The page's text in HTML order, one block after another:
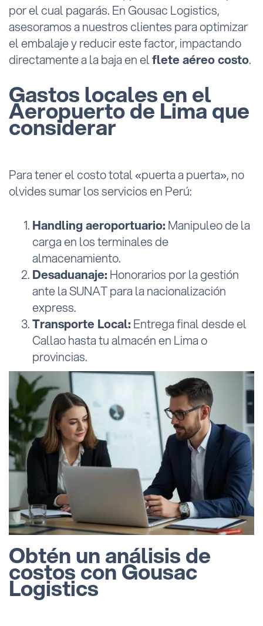
por el cual pagarás. En Gousac Logistics,
asesoramos a nuestros clientes para optimizar
el embalaje y reducir este factor, impactando
directamente a la baja en elflete aéreo costo.
Gastos locales en el
Aeropuerto de Lima que
considerar
Para tener el costo total «puerta a puerta», no
olvides sumar los servicios en Perú:
Handling aeroportuario: Manipuleo de la
carga en los terminales de
almacenamiento.
Desaduanaje: Honorarios por la gestión
ante la SUNAT para la nacionalización
express.
Transporte Local: Entrega final desde el
Callao hasta tu almacén en Lima o
provincias.
Obtén un análisis de
costos con Gousac
Logistics